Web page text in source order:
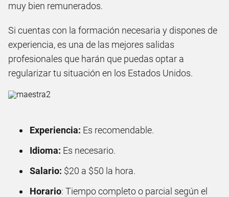
muy bien remunerados.
Si cuentas con la formación necesaria y dispones de
experiencia, es una de las mejores salidas
profesionales que harán que puedas optar a
regularizar tu situación en los Estados Unidos.
Experiencia: Es recomendable.
Idioma: Es necesario.
Salario: $20 a $50 la hora.
Horario: Tiempo completo o parcial según el